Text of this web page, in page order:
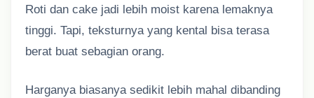
Roti dan cake jadi lebih moist karena lemaknya
tinggi. Tapi, teksturnya yang kental bisa terasa
berat buat sebagian orang.
Harganya biasanya sedikit lebih mahal dibanding